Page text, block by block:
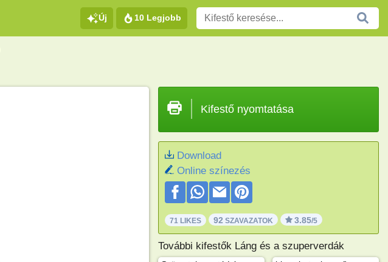
Új 10 Legjobb
Kifestő nyomtatása
Download
Online színezés
71 LIKES 92 SZAVAZATOK 3.85/5
További kifestők Láng és a szuperverdák